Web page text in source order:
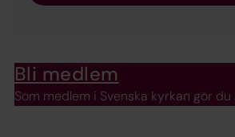
Bli medlem
Som medlem i Svenska kyrkan gör du